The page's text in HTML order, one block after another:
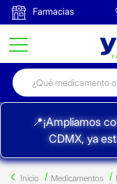
Farmacias
📍¡Ampliamos
CDMX, ya
Inicio Medicamentos